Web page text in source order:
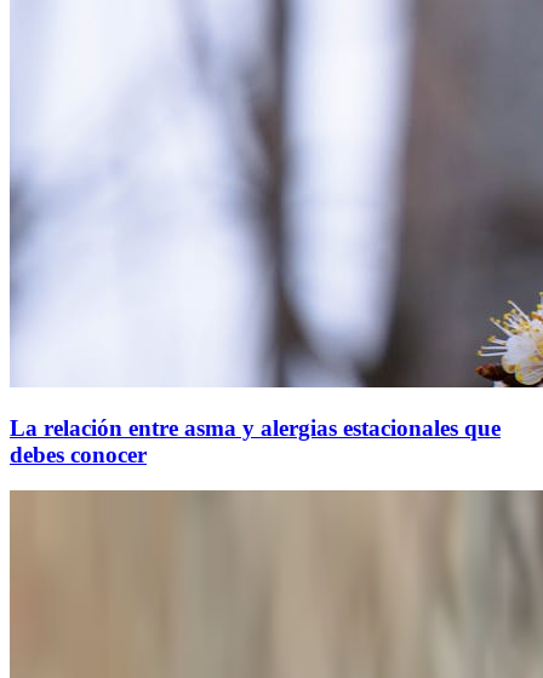
La relación entre asma y alergias estacionales que
debes conocer